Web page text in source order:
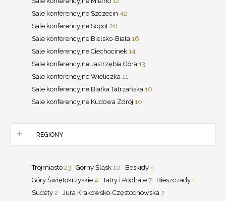
Sale konferencyjne Szczecin 42
Sale konferencyjne Sopot 26
Sale konferencyjne Bielsko-Biała 16
Sale konferencyjne Ciechocinek 14
Sale konferencyjne Jastrzębia Góra 13
Sale konferencyjne Wieliczka 11
Sale konferencyjne Białka Tatrzańska 10
Sale konferencyjne Kudowa Zdrój 10
REGIONY
Trójmiasto 23 Górny Śląsk 10 Beskidy 4
Góry Świętokrzyskie 4 Tatry i Podhale 7 Bieszczady 1
Sudety 2 Jura Krakowsko-Częstochowska 7